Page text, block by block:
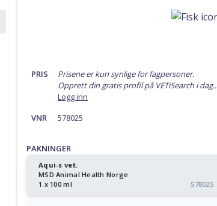
PRIS
Prisene er kun synlige for fagpersoner.
Opprett din gratis profil på VETiSearch i dag..
Logg inn
VNR
578025
PAKNINGER
Aqui-s vet.
MSD Animal Health Norge
1 x 100 ml
578025